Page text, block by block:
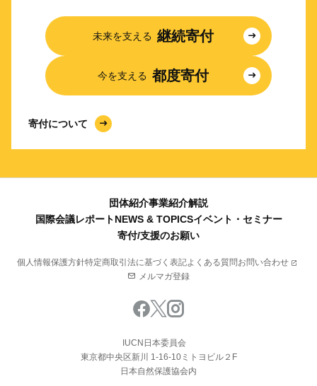
未来を支える 継続寄付
今を支える 都度寄付
寄付について
団体紹介事業紹介解説
国際会議レポートNEWS & TOPICSイベント・セミナー
寄付/支援のお願い
個人情報保護方針特定商取引法に基づく表記よくある質問お問い合わせ
メルマガ登録
IUCN日本委員会
東京都中央区新川 1-16-10ミトヨビル２F
日本自然保護協会内